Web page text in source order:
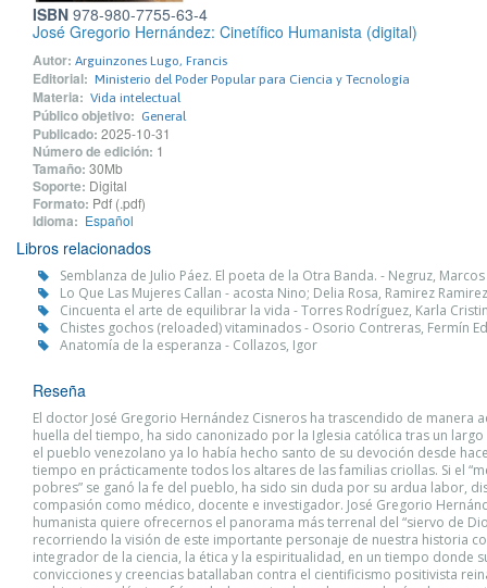
ISBN 978-980-7755-63-4
José Gregorio Hernández: Cinetífico Humanista (digital)
Autor: Arguinzones Lugo, Francis
Editorial: Ministerio del Poder Popular para Ciencia y Tecnología
Materia: Vida intelectual
Público objetivo: General
Publicado: 2025-10-31
Número de edición: 1
Tamaño: 30Mb
Soporte: Digital
Formato: Pdf (.pdf)
Idioma: Español
Libros relacionados
Semblanza de Julio Páez. El poeta de la Otra Banda. - Negruz,
Lo Que Las Mujeres Callan - acosta Nino; Delia Rosa, Ramirez Ramirez
Cincuenta el arte de equilibrar la vida - Torres Rodríguez, Karla
Chistes gochos (reloaded) vitaminados - Osorio Contreras, Fermín
Anatomía de la esperanza - Collazos, Igor
Reseña
El doctor José Gregorio Hernández Cisneros ha trascendido de manera
huella del tiempo, ha sido canonizado por la Iglesia católica tras un
el pueblo venezolano ya lo había hecho santo de su devoción desde
tiempo en prácticamente todos los altares de las familias criollas. Si el
pobres” se ganó la fe del pueblo, ha sido sin duda por su ardua labor,
compasión como médico, docente e investigador. José Gregorio
humanista quiere ofrecernos el panorama más terrenal del “siervo de
recorriendo la visión de este importante personaje de nuestra historia
integrador de la ciencia, la ética y la espiritualidad, en un tiempo donde
convicciones y creencias batallaban contra el cientificismo positivista